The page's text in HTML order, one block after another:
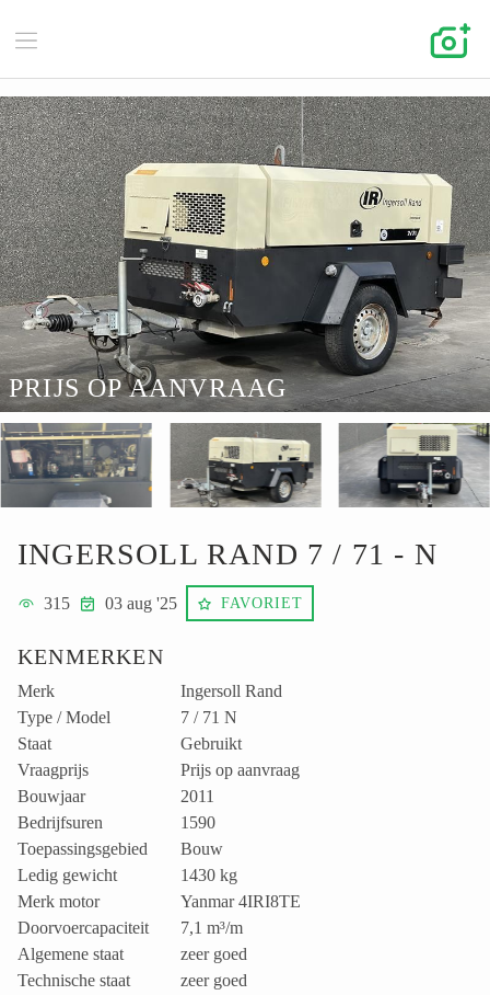
PRIJS OP AANVRAAG
INGERSOLL RAND 7 / 71 - N
315 03 aug '25 FAVORIET
KENMERKEN
Merk
Ingersoll Rand
Type / Model
7 / 71 N
Staat
Gebruikt
Vraagprijs
Prijs op aanvraag
Bouwjaar
2011
Bedrijfsuren
1590
Toepassingsgebied
Bouw
Ledig gewicht
1430 kg
Merk motor
Yanmar 4IRI8TE
Doorvoercapaciteit
7,1 m³/m
Algemene staat
zeer goed
Technische staat
zeer goed